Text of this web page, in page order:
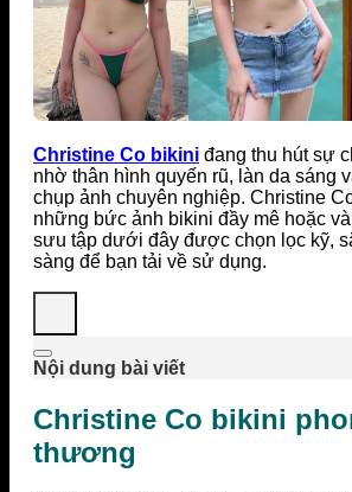
Christine Co bikini đang thu hút sự
nhờ thân hình quyến rũ, làn da sáng
chụp ảnh chuyên nghiệp. Christine
những bức ảnh bikini đầy mê hoặc
sưu tập dưới đây được chọn lọc kỹ,
sàng để bạn tải về sử dụng.
Nội dung bài viết
Christine Co bikini
thương